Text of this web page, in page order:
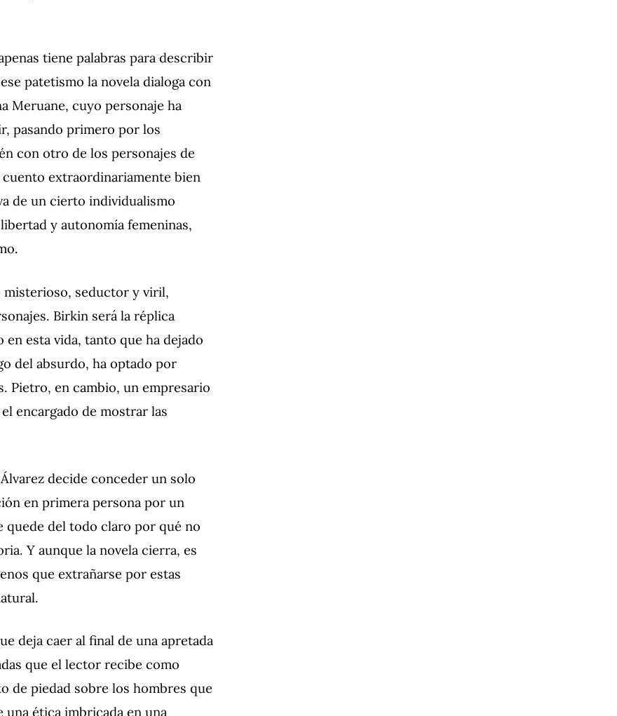
tiene palabras para describir
patetismo la novela dialoga con
Meruane, cuyo personaje ha
pasando primero por los
con otro de los personajes de
extraordinariamente bien
de un cierto individualismo
y autonomía femeninas,
misterioso, seductor y viril,
Birkin será la réplica
esta vida, tanto que ha dejado
del absurdo, ha optado por
Pietro, en cambio, un empresario
encargado de mostrar las
decide conceder un solo
en primera persona por un
del todo claro por qué no
Y aunque la novela cierra, es
que extrañarse por estas
deja caer al final de una apretada
que el lector recibe como
de piedad sobre los hombres que
una ética imbricada en una